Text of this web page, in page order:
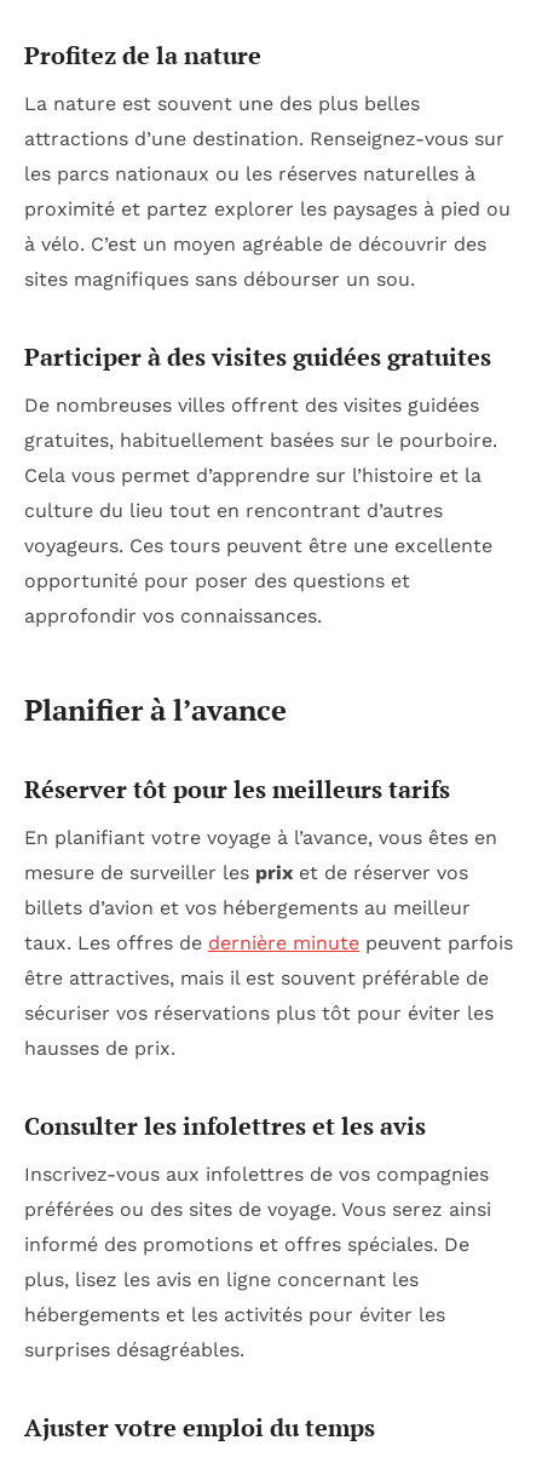
Profitez de la nature
La nature est souvent une des plus belles
attractions d’une destination. Renseignez-vous sur
les parcs nationaux ou les réserves naturelles à
proximité et partez explorer les paysages à pied ou
à vélo. C’est un moyen agréable de découvrir des
sites magnifiques sans débourser un sou.
Participer à des visites guidées gratuites
De nombreuses villes offrent des visites guidées
gratuites, habituellement basées sur le pourboire.
Cela vous permet d’apprendre sur l’histoire et la
culture du lieu tout en rencontrant d’autres
voyageurs. Ces tours peuvent être une excellente
opportunité pour poser des questions et
approfondir vos connaissances.
Planifier à l’avance
Réserver tôt pour les meilleurs tarifs
En planifiant votre voyage à l’avance, vous êtes en
mesure de surveiller les prix et de réserver vos
billets d’avion et vos hébergements au meilleur
taux. Les offres de dernière minute peuvent parfois
être attractives, mais il est souvent préférable de
sécuriser vos réservations plus tôt pour éviter les
hausses de prix.
Consulter les infolettres et les avis
Inscrivez-vous aux infolettres de vos compagnies
préférées ou des sites de voyage. Vous serez ainsi
informé des promotions et offres spéciales. De
plus, lisez les avis en ligne concernant les
hébergements et les activités pour éviter les
surprises désagréables.
Ajuster votre emploi du temps